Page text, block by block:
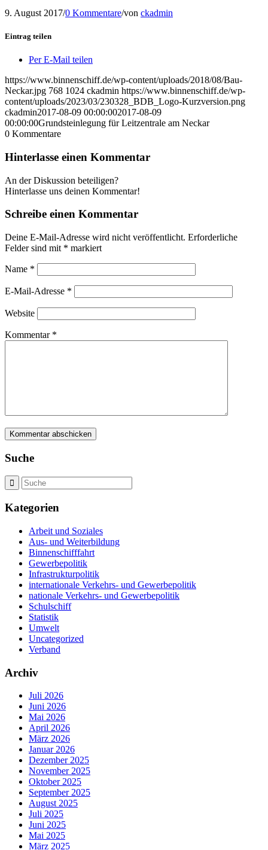
9. August 2017/0 Kommentare/von ckadmin
Eintrag teilen
Per E-Mail teilen
https://www.binnenschiff.de/wp-content/uploads/2018/08/Bau-
Neckar.jpg 768 1024 ckadmin https://www.binnenschiff.de/wp-
content/uploads/2023/03/230328_BDB_Logo-Kurzversion.png
ckadmin2017-08-09 00:00:002017-08-09
00:00:00Grundsteinlegung für Leitzentrale am Neckar
0 Kommentare
Hinterlasse einen Kommentar
An der Diskussion beteiligen?
Hinterlasse uns deinen Kommentar!
Schreibe einen Kommentar
Deine E-Mail-Adresse wird nicht veröffentlicht. Erforderliche
Felder sind mit * markiert
Name *
E-Mail-Adresse *
Website
Kommentar *
Suche
Kategorien
Arbeit und Soziales
Aus- und Weiterbildung
Binnenschifffahrt
Gewerbepolitik
Infrastrukturpolitik
internationale Verkehrs- und Gewerbepolitik
nationale Verkehrs- und Gewerbepolitik
Schulschiff
Statistik
Umwelt
Uncategorized
Verband
Archiv
Juli 2026
Juni 2026
Mai 2026
April 2026
März 2026
Januar 2026
Dezember 2025
November 2025
Oktober 2025
September 2025
August 2025
Juli 2025
Juni 2025
Mai 2025
März 2025